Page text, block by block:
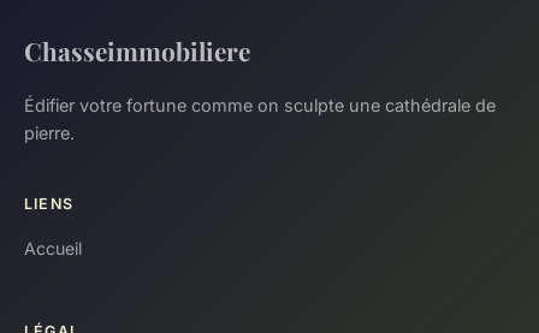
Chasseimmobiliere
Édifier votre fortune comme on sculpte une cathédrale de
pierre.
LIENS
Accueil